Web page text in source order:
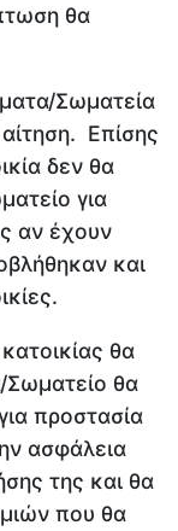
θα
Σωματεία
Επίσης
δεν θα
για
αν έχουν
και
θα
Σωματείο θα
προστασία
ασφάλεια
της και θα
που θα